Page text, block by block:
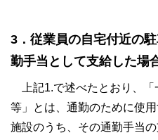
3．従業員の自宅付近の
勤手当として支給した場
上記1.で述べたとおり、「
等」とは、通勤のために使
施設のうち、その通勤手当